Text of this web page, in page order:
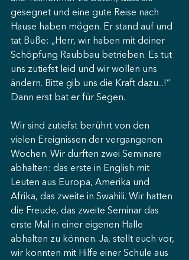
gesegnet und eine gute Reise nach
Hause haben mögen. Er stand auf und
tat Buße: „Herr, wir haben mit deiner
Schöpfung Raubbau betrieben. Es tut
uns zutiefst leid und wir wollen uns
ändern. Bitte gib uns die Kraft dazu...!“
Dann erst bat er für Segen.
Wir sind zutiefst berührt von den
vielen Ereignissen der vergangenen
Wochen. Wir durften zwei Seminare
abhalten: das erste in English mit
Leuten aus Europa, Amerika und
Afrika, das zweite in Swahili. Wir hatten
die Freude, das zweite Seminar das
erste Mal in einer eigenen Halle
abhalten zu können. Ja, stellt euch vor,
wir konnten mit Hilfe einer Schule aus